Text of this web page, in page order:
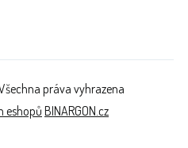
práva vyhrazena
eshopů BINARGON.cz